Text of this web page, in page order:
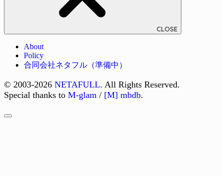
CLOSE
About
Policy
合同会社ネタフル（準備中）
© 2003-2026 NETAFULL. All Rights Reserved.
Special thanks to M-glam / [M] mbdb.